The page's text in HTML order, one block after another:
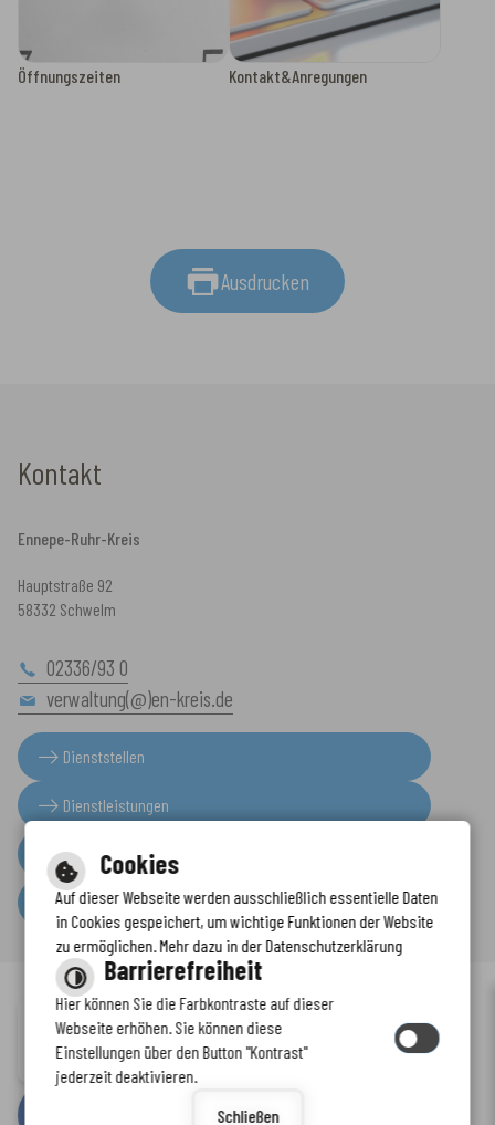
Öffnungszeiten Kontakt&Anregungen
Ausdrucken
Kontakt
Ennepe-Ruhr-Kreis
Hauptstraße 92
58332 Schwelm
02336/93 0
verwaltung(@)en-kreis.de
Dienststellen
Dienstleistungen
Presseinformationen
Serviceportal
Inhalt-Impressum-Datenschutzerklärung Kontaktformular -
Barrierefreiheit
bycm citymedia GmbH
Immer auf dem neuesten Stand
www.enkreis.de möchte Ihnen Benachrichtigungen senden
Cookies
Auf dieser Webseite werden ausschließlich essentielle Daten
in Cookies gespeichert, um wichtige Funktionen der Website
zu ermöglichen. Mehr dazu in der Datenschutzerklärung
Barrierefreiheit
Hier können Sie die Farbkontraste auf dieser
Webseite erhöhen. Sie können diese
Einstellungen über den Button "Kontrast"
jederzeit deaktivieren.
Schließen